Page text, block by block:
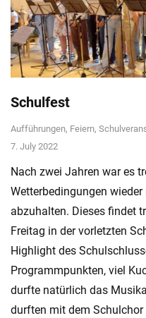
Schulfest
Aufführungen, Feiern,
7. July 2022
Nach zwei Jahren war es
Wetterbedingungen
abzuhalten. Dieses findet
Freitag in der vorletzten
Highlight des
Programmpunkten, viel
durfte natürlich das
durften mit dem Schulchor